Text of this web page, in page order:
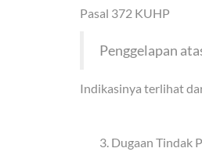
Pasal 372 KUHP
Penggelapan
Indikasinya terlihat
Dugaan Tindak